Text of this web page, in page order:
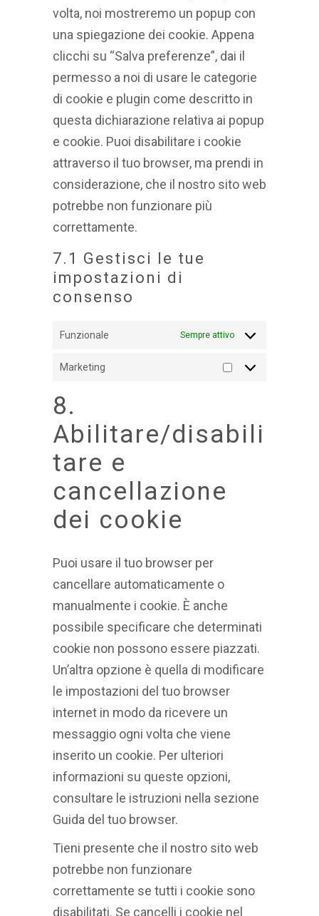
volta, noi mostreremo un popup con
una spiegazione dei cookie. Appena
clicchi su “Salva preferenze”, dai il
permesso a noi di usare le categorie
di cookie e plugin come descritto in
questa dichiarazione relativa ai popup
e cookie. Puoi disabilitare i cookie
attraverso il tuo browser, ma prendi in
considerazione, che il nostro sito web
potrebbe non funzionare più
correttamente.
7.1 Gestisci le tue
impostazioni di
consenso
Funzionale Sempre attivo
Marketing
8.
Abilitare/disabili
tare e
cancellazione
dei cookie
Puoi usare il tuo browser per
cancellare automaticamente o
manualmente i cookie. È anche
possibile specificare che determinati
cookie non possono essere piazzati.
Un’altra opzione è quella di modificare
le impostazioni del tuo browser
internet in modo da ricevere un
messaggio ogni volta che viene
inserito un cookie. Per ulteriori
informazioni su queste opzioni,
consultare le istruzioni nella sezione
Guida del tuo browser.
Tieni presente che il nostro sito web
potrebbe non funzionare
correttamente se tutti i cookie sono
disabilitati. Se cancelli i cookie nel